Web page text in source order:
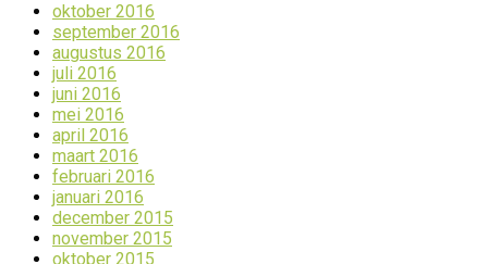
oktober 2016
september 2016
augustus 2016
juli 2016
juni 2016
mei 2016
april 2016
maart 2016
februari 2016
januari 2016
december 2015
november 2015
oktober 2015